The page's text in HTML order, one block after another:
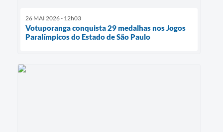
26 MAI 2026 - 12h03
Votuporanga conquista 29 medalhas nos Jogos
Paralímpicos do Estado de São Paulo